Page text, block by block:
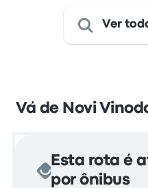
Ver
Vá de Novi
Esta rota é
por ônibus